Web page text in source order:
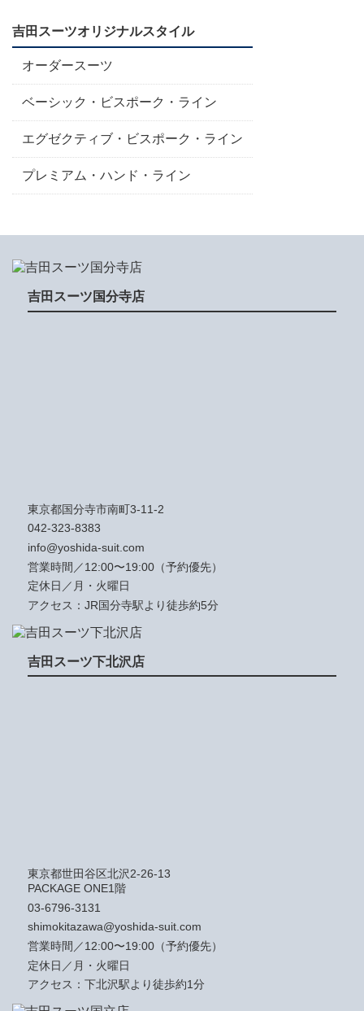
吉田スーツオリジナルスタイル
オーダースーツ
ベーシック・ビスポーク・ライン
エグゼクティブ・ビスポーク・ライン
プレミアム・ハンド・ライン
吉田スーツ国分寺店
東京都国分寺市南町3-11-2
042-323-8383
info@yoshida-suit.com
営業時間／12:00〜19:00（予約優先）
定休日／月・火曜日
アクセス：JR国分寺駅より徒歩約5分
吉田スーツ下北沢店
東京都世田谷区北沢2-26-13
PACKAGE ONE1階
03-6796-3131
shimokitazawa@yoshida-suit.com
営業時間／12:00〜19:00（予約優先）
定休日／月・火曜日
アクセス：下北沢駅より徒歩約1分